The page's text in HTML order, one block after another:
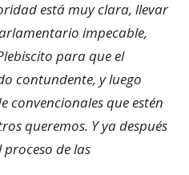
está muy clara, llevar
impecable,
para que el
contundente, y luego
convencionales que estén
queremos. Y ya después
de las